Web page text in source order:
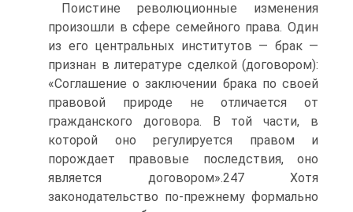
Поистине революционные изменения
произошли в сфере семейного права. Один
из его центральных институтов — брак —
признан в литературе сделкой (договором):
«Соглашение о заключении брака по своей
правовой природе не отличается от
гражданского договора. В той части, в
которой оно регулируется правом и
порождает правовые последствия, оно
является договором».247 Хотя
законодательство по-прежнему формально